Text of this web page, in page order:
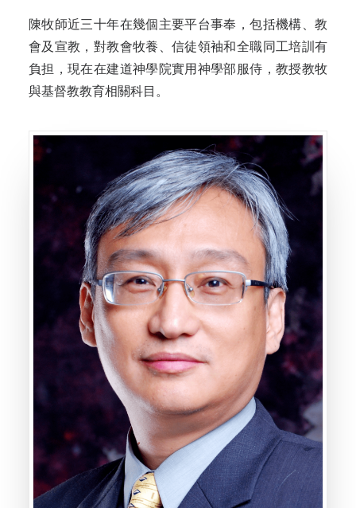
陳牧師近三十年在幾個主要平台事奉，包括機構、教
會及宣教，對教會牧養、信徒領袖和全職同工培訓有
負担，現在在建道神學院實用神學部服侍，教授教牧
與基督教教育相關科目。